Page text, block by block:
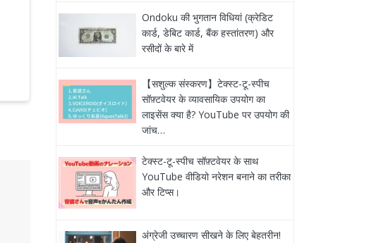
Ondoku की भुगतान विधियां (क्रेडिट
कार्ड, डेबिट कार्ड, बैंक हस्तांतरण) और
रसीदों के बारे में
【सशुल्क संस्करण】टेक्स्ट-टू-स्पीच
सॉफ़्टवेयर के व्यावसायिक उपयोग का
लाइसेंस क्या है? YouTube पर उपयोग की
जांच…
टेक्स्ट-टू-स्पीच सॉफ़्टवेयर के साथ
YouTube वीडियो नरेशन बनाने का तरीका
और टिप्स।
अंग्रेजी उच्चारण सीखने के लिए बेहतरीन!